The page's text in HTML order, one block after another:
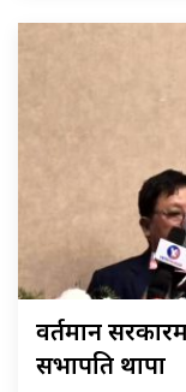
वर्तमान
सभापति थापा